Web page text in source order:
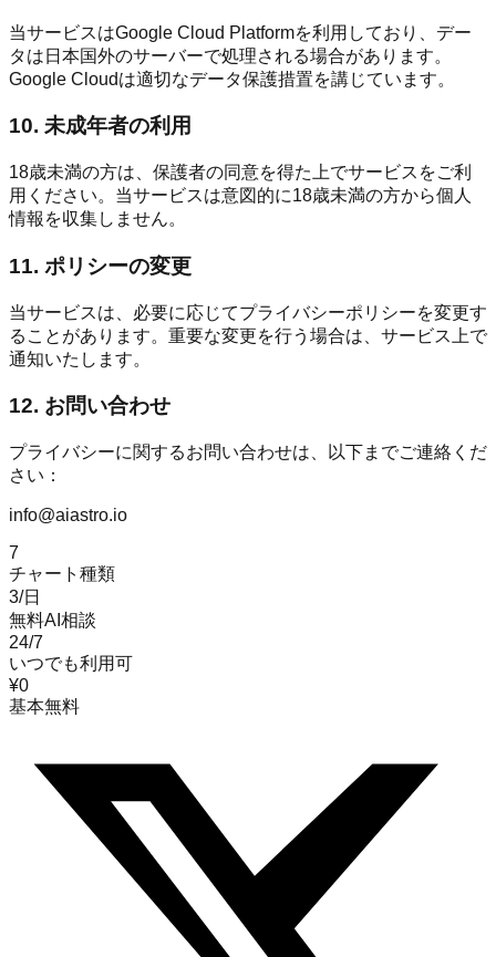
当サービスはGoogle Cloud Platformを利用しており、デー
タは日本国外のサーバーで処理される場合があります。
Google Cloudは適切なデータ保護措置を講じています。
10. 未成年者の利用
18歳未満の方は、保護者の同意を得た上でサービスをご利
用ください。当サービスは意図的に18歳未満の方から個人
情報を収集しません。
11. ポリシーの変更
当サービスは、必要に応じてプライバシーポリシーを変更す
ることがあります。重要な変更を行う場合は、サービス上で
通知いたします。
12. お問い合わせ
プライバシーに関するお問い合わせは、以下までご連絡くだ
さい：
info@aiastro.io
7
チャート種類
3/日
無料AI相談
24/7
いつでも利用可
¥0
基本無料